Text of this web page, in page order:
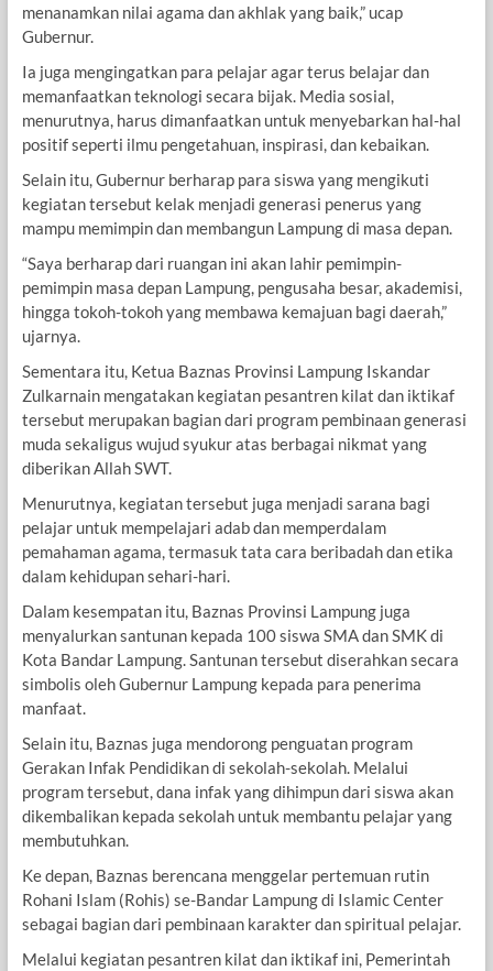
menanamkan nilai agama dan akhlak yang baik,” ucap
Gubernur.
Ia juga mengingatkan para pelajar agar terus belajar dan
memanfaatkan teknologi secara bijak. Media sosial,
menurutnya, harus dimanfaatkan untuk menyebarkan hal-hal
positif seperti ilmu pengetahuan, inspirasi, dan kebaikan.
Selain itu, Gubernur berharap para siswa yang mengikuti
kegiatan tersebut kelak menjadi generasi penerus yang
mampu memimpin dan membangun Lampung di masa depan.
“Saya berharap dari ruangan ini akan lahir pemimpin-
pemimpin masa depan Lampung, pengusaha besar, akademisi,
hingga tokoh-tokoh yang membawa kemajuan bagi daerah,”
ujarnya.
Sementara itu, Ketua Baznas Provinsi Lampung Iskandar
Zulkarnain mengatakan kegiatan pesantren kilat dan iktikaf
tersebut merupakan bagian dari program pembinaan generasi
muda sekaligus wujud syukur atas berbagai nikmat yang
diberikan Allah SWT.
Menurutnya, kegiatan tersebut juga menjadi sarana bagi
pelajar untuk mempelajari adab dan memperdalam
pemahaman agama, termasuk tata cara beribadah dan etika
dalam kehidupan sehari-hari.
Dalam kesempatan itu, Baznas Provinsi Lampung juga
menyalurkan santunan kepada 100 siswa SMA dan SMK di
Kota Bandar Lampung. Santunan tersebut diserahkan secara
simbolis oleh Gubernur Lampung kepada para penerima
manfaat.
Selain itu, Baznas juga mendorong penguatan program
Gerakan Infak Pendidikan di sekolah-sekolah. Melalui
program tersebut, dana infak yang dihimpun dari siswa akan
dikembalikan kepada sekolah untuk membantu pelajar yang
membutuhkan.
Ke depan, Baznas berencana menggelar pertemuan rutin
Rohani Islam (Rohis) se-Bandar Lampung di Islamic Center
sebagai bagian dari pembinaan karakter dan spiritual pelajar.
Melalui kegiatan pesantren kilat dan iktikaf ini, Pemerintah